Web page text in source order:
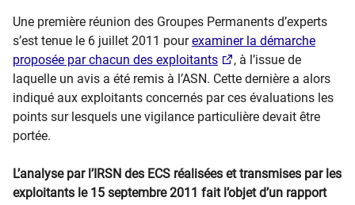
Une première réunion des Groupes Permanents d’experts
s’est tenue le 6 juillet 2011 pourexaminer la démarche
proposée par chacun des exploitants
, à l’issue de
laquelle un avis a été remis à l’ASN. Cette dernière a alors
indiqué aux exploitants concernés par ces évaluations les
points sur lesquels une vigilance particulière devait être
portée.
L’analyse par l’IRSN des ECS réalisées et transmises par les
exploitants le 15 septembre 2011 fait l’objet d’un rapport